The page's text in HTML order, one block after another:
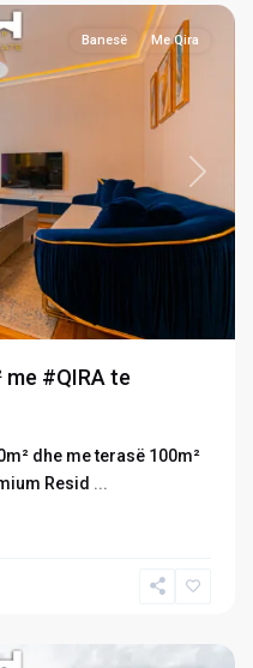
Next
Banesë Me Qira
me #QIRA te
dhe me terasë 100m²
Resid ...